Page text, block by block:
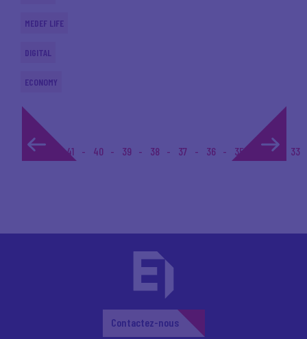
MEDEF LIFE
DIGITAL
ECONOMY
1... 41 40 39 38 37 36 35 34 33
Contactez-nous